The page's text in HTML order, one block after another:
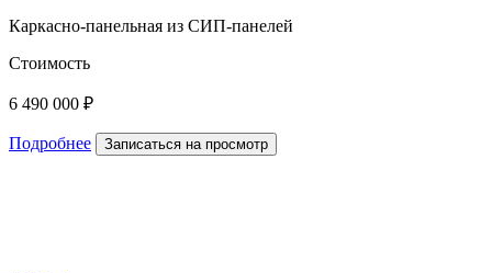
Каркасно-панельная из СИП-панелей
Стоимость
6 490 000 ₽
Подробнее Записаться на просмотр